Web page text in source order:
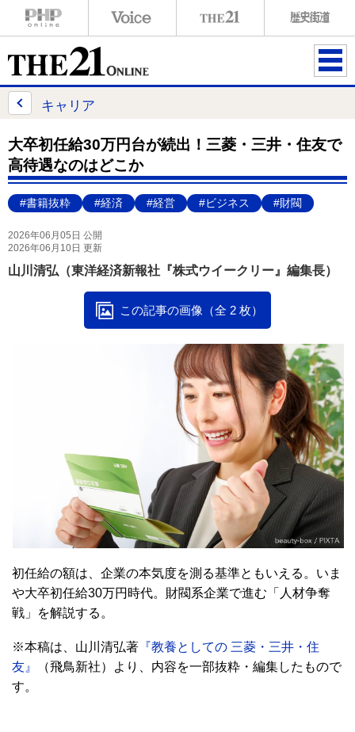
ME
キャリア
大卒初任給30万円台が続出！三菱・三井・住友で
高待遇なのはどこか
#書籍抜粋 #経済 #経営 #ビジネス #財閥
2026年06月05日 公開
2026年06月10日 更新
山川清弘（東洋経済新報社『株式ウイークリー』編集長）
この記事の画像（全 2 枚）
初任給の額は、企業の本気度を測る基準ともいえる。いま
や大卒初任給30万円時代。財閥系企業で進む「人材争奪
戦」を解説する。
※本稿は、山川清弘著 『教養としての 三菱・三井・住
友』
（飛鳥新社）より、内容を一部抜粋・編集したもので
す。